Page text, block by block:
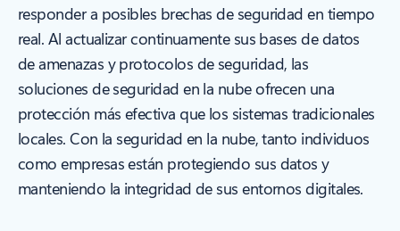
responder a posibles brechas de seguridad en tiempo
real. Al actualizar continuamente sus bases de datos
de amenazas y protocolos de seguridad, las
soluciones de seguridad en la nube ofrecen una
protección más efectiva que los sistemas tradicionales
locales. Con la seguridad en la nube, tanto individuos
como empresas están protegiendo sus datos y
manteniendo la integridad de sus entornos digitales.